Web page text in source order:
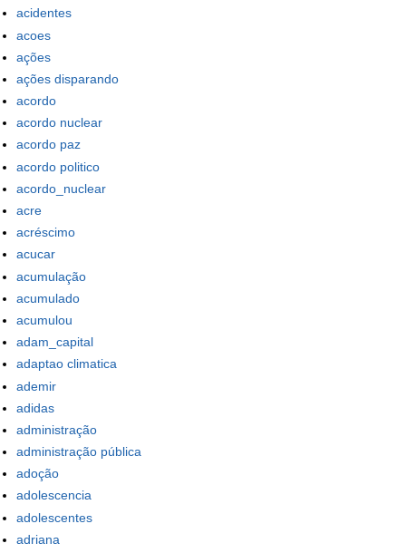
acidentes
acoes
ações
ações disparando
acordo
acordo nuclear
acordo paz
acordo politico
acordo_nuclear
acre
acréscimo
acucar
acumulação
acumulado
acumulou
adam_capital
adaptao climatica
ademir
adidas
administração
administração pública
adoção
adolescencia
adolescentes
adriana